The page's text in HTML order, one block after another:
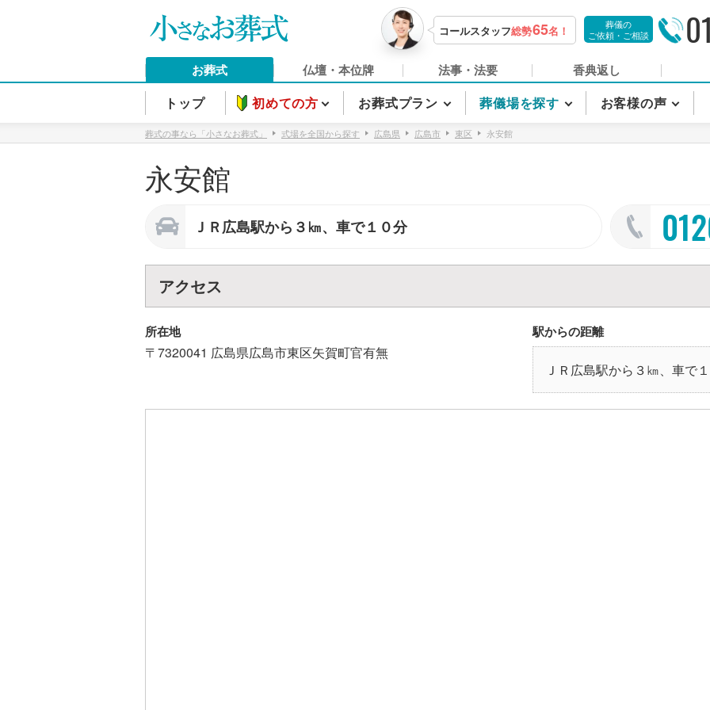
コールスタッフ総勢65名！
葬儀の
ご依頼・ご相談
お葬式 仏壇・本位牌 法事・法要 香典返し
トップ 初めての方 お葬式プラン 葬儀場を探す お客様の声
葬式の事なら「小さなお葬式」 式場を全国から探す 広島県 広島市 東区 永安館
永安館
ＪＲ広島駅から３㎞、車で１０分
アクセス
所在地
〒7320041 広島県広島市東区矢賀町官有無
駅からの距離
ＪＲ広島駅から３㎞、車で